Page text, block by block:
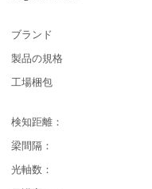
ブランド
製品の規格
工場梱包
検知距離：
梁間隔：
光軸数：